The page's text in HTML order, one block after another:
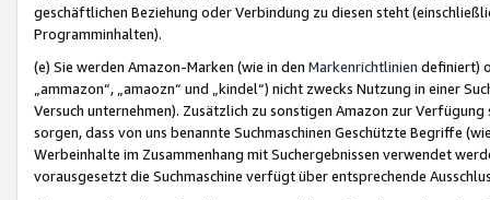
geschäftlichen Beziehung oder Verbindung zu diesen steht
Programminhalten).
(e) Sie werden Amazon-Marken (wie in den Markenrichtlinien definiert)
„ammazon“, „amaozn“ und „kindel“) nicht zwecks Nutzung in einer
Versuch unternehmen). Zusätzlich zu sonstigen Amazon zur
sorgen, dass von uns benannte Suchmaschinen Geschützte Begriffe
Werbeinhalte im Zusammenhang mit Suchergebnissen verwendet
vorausgesetzt die Suchmaschine verfügt über entsprechende